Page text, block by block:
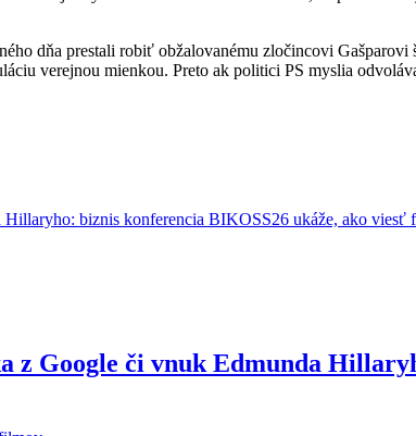
dňa prestali robiť obžalovanému zločincovi
verejnou mienkou. Preto ak politici PS myslia
Google či vnuk Edmunda